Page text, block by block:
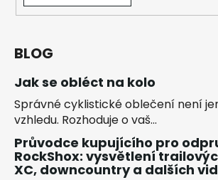
BLOG
Jak se obléct na kolo
Správné cyklistické oblečení není
vzhledu. Rozhoduje o vaš...
Průvodce kupujícího pro
RockShox: vysvětlení
XC, downcountry a dalších